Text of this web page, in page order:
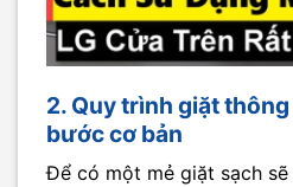
2. Quy trình giặt
bước cơ bản
Để có một mẻ giặt sạch